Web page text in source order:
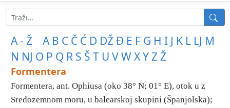
A - Ž A B C Č Ć D DŽĐ E F G H I J K L LJ M
N NJ O P Q R S Š T U VWXYZŽ
Formentera
Formentera, ant. Ophiusa (oko 38° N; 01° E), otok u z
Sredozemnom moru, u balearskoj skupini (Španjolska);